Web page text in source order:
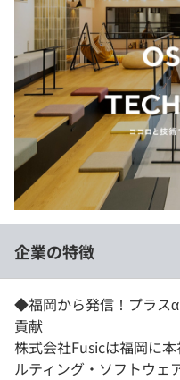
転職成功ガイド
転職エージェント
インタビュー
転職成功ガイド
求人検索
本選考
インターン
新卒エージェント
イベント・セミナー
インタビュー
学習
講座一覧
問題集
4択課題
ナレッジ
プラン
個人向けプラン
スキルチェック
プログラミング言語
SQL
評価結果一覧
再チャレンジ結果一覧
ゲーム・マンガ
メディア
Tech Team Journal
paiza times
paizaとは？
企業の特徴
◆福岡から発信！プラス
貢献
株式会社Fusicは福岡に
ルティング・ソフトウェ